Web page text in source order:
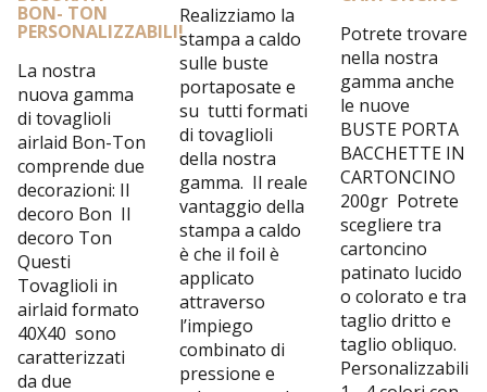
BON- TON
PERSONALIZZABILI!
La nostra
nuova gamma
di tovaglioli
airlaid Bon-Ton
comprende due
decorazioni: Il
decoro Bon Il
decoro Ton
Questi
Tovaglioli in
airlaid formato
40X40 sono
caratterizzati
da due
Realizziamo la
stampa a caldo
sulle buste
portaposate e
su tutti formati
di tovaglioli
della nostra
gamma. Il reale
vantaggio della
stampa a caldo
è che il foil è
applicato
attraverso
l’impiego
combinato di
pressione e
Potrete trovare
nella nostra
gamma anche
le nuove
BUSTE PORTA
BACCHETTE IN
CARTONCINO
200gr Potrete
scegliere tra
cartoncino
patinato lucido
o colorato e tra
taglio dritto e
taglio obliquo.
Personalizzabili